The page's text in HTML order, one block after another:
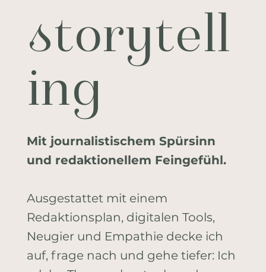
storytell
ing
Mit journalistischem Spürsinn
und redaktionellem Feingefühl.
Ausgestattet mit einem
Redaktionsplan, digitalen Tools,
Neugier und Empathie decke ich
auf, frage nach und gehe tiefer: Ich